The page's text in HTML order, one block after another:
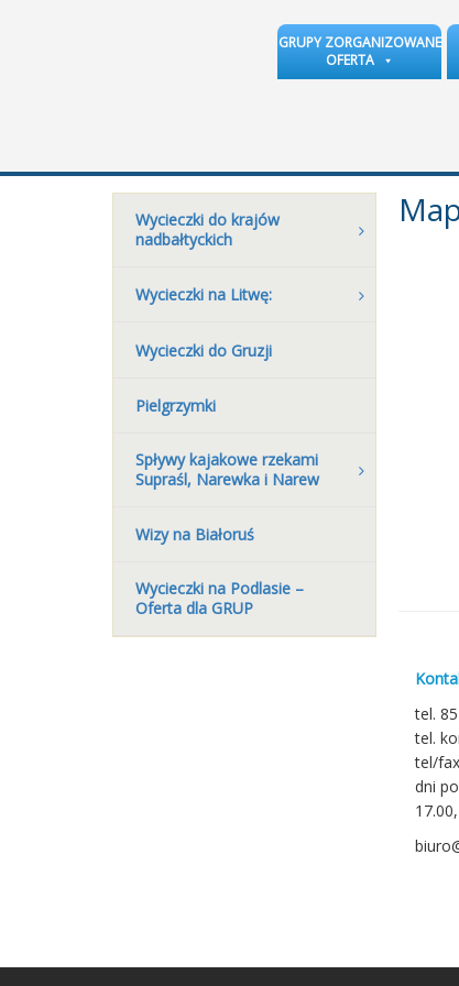
GRUPY ZORGANIZOWANE
OFERTA
Wycieczki do krajów
nadbałtyckich
Wycieczki na Litwę:
Wycieczki do Gruzji
Pielgrzymki
Spływy kajakowe rzekami
Supraśl, Narewka i Narew
Wizy na Białoruś
Wycieczki na Podlasie –
Oferta dla GRUP
tel.
tel.
tel/
dni
17.00,